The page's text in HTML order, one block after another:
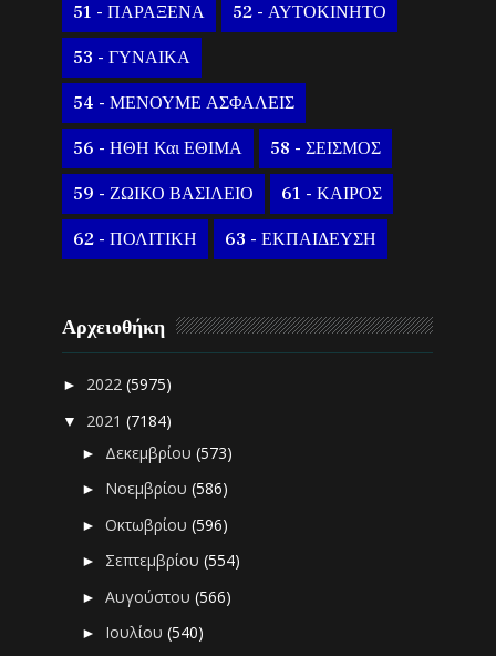
51 - ΠΑΡΑΞΕΝΑ 52 - ΑΥΤΟΚΙΝΗΤΟ
53 - ΓΥΝΑΙΚΑ
54 - ΜΕΝΟΥΜΕ ΑΣΦΑΛΕΙΣ
56 - ΗΘΗ Και ΕΘΙΜΑ 58 - ΣΕΙΣΜΟΣ
59 - ΖΩΙΚΟ ΒΑΣΙΛΕΙΟ 61 - ΚΑΙΡΟΣ
62 - ΠΟΛΙΤΙΚΗ 63 - ΕΚΠΑΙΔΕΥΣΗ
Αρχειοθήκη
► 2022(5975)
▼ 2021(7184)
► Δεκεμβρίου(573)
► Νοεμβρίου(586)
►Οκτωβρίου(596)
► Σεπτεμβρίου(554)
►Αυγούστου(566)
► Ιουλίου(540)